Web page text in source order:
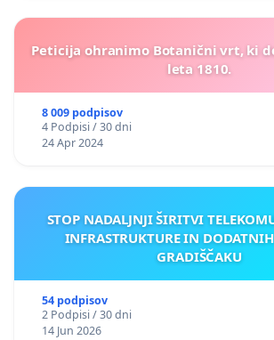
Peticija ohranimo Botanični vrt, ki
leta 1810.
8 009 podpisov
4 Podpisi / 30 dni
24 Apr 2024
STOP NADALJNJI ŠIRITVI
INFRASTRUKTURE IN
GRADIŠČAKU
54 podpisov
2 Podpisi / 30 dni
14 Jun 2026